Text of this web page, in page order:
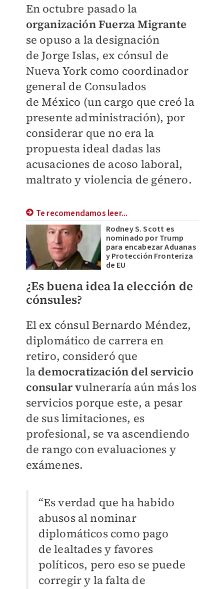
En octubre pasado la
organización Fuerza Migrante
se opuso a la designación
de Jorge Islas, ex cónsul de
Nueva York como coordinador
general de Consulados
deMéxico (un cargo que creó la
presente administración), por
considerar que no era la
propuesta ideal dadas las
acusaciones de acoso laboral,
maltrato y violencia de género.
Te recomendamos leer...
Rodney S. Scott es
nominado por Trump
para encabezar Aduanas
y Protección Fronteriza
de EU
¿Es buena idea la elección de
cónsules?
El ex cónsul Bernardo Méndez,
diplomático de carrera en
retiro, consideró que
la democratización del servicio
consular vulneraría aún más los
servicios porque este, a pesar
de sus limitaciones, es
profesional, se va ascendiendo
de rango con evaluaciones y
exámenes.
“Es verdad que ha habido
abusos al nominar
diplomáticos como pago
delealtades y favores
políticos, pero eso se puede
corregir y la falta de